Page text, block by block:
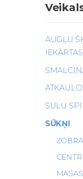
AUGĻU
IEKĀRTAS
SULU
SŪKŅI